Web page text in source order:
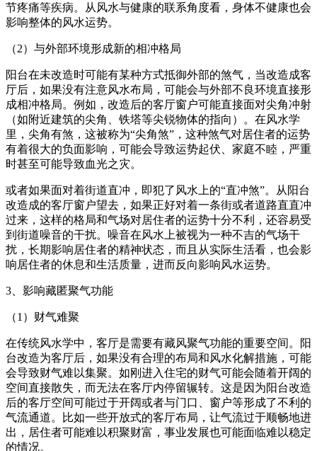
节疼痛等疾病。从风水与健康的联系角度看，身体不健康也会
影响整体的风水运势。
（2）与外部环境形成新的相冲格局
阳台在未改造时可能有某种方式抵御外部的煞气，当改造成客
厅后，如果没有注意风水布局，可能会与外部不良环境直接形
成相冲格局。例如，改造后的客厅窗户可能直接面对尖角冲射
（如附近建筑的尖角、铁塔等尖锐物体的指向）。在风水学
里，尖角有煞，这被称为“尖角煞”，这种煞气对居住者的运势
有着很大的负面影响，可能会导致运势起伏、家庭不睦，严重
时甚至可能导致血光之灾。
或者如果面对着街道直冲，即犯了风水上的“直冲煞”。从阳台
改造成的客厅窗户望去，如果正好对着一条街或者道路直直冲
过来，这样的格局和气场对居住者的运势十分不利，还容易受
到街道噪音的干扰。噪音在风水上被视为一种不吉的气场干
扰，长期影响居住者的精神状态，而且从实际生活看，也会影
响居住者的休息和生活质量，进而反向影响风水运势。
3、影响藏匿聚气功能
（1）财气难聚
在传统风水学中，客厅是需要有藏风聚气功能的重要空间。阳
台改造为客厅后，如果没有合理的布局和风水化解措施，可能
会导致财气难以集聚。如刚进入住宅的财气可能会随着开阔的
空间直接散失，而无法在客厅内停留辗转。这是因为阳台改造
后的客厅空间可能过于开阔或者与门口、窗户等形成了不利的
气流通道。比如一些开放式的客厅布局，让气流过于顺畅地进
出，居住者可能难以积聚财富，事业发展也可能面临难以稳定
的情况。